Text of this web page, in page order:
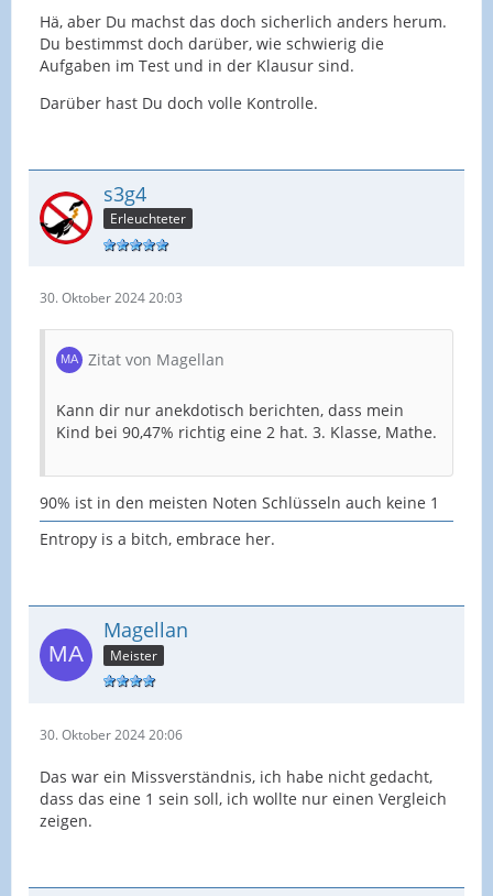
Hä, aber Du machst das doch sicherlich anders herum.
Du bestimmst doch darüber, wie schwierig die
Aufgaben im Test und in der Klausur sind.
Darüber hast Du doch volle Kontrolle.
s3g4
Erleuchteter
30. Oktober 2024 20:03
Zitat von Magellan
Kann dir nur anekdotisch berichten, dass mein
Kind bei 90,47% richtig eine 2 hat. 3. Klasse, Mathe.
90% ist in den meisten Noten Schlüsseln auch keine 1
Entropy is a bitch, embrace her.
Magellan
Meister
30. Oktober 2024 20:06
Das war ein Missverständnis, ich habe nicht gedacht,
dass das eine 1 sein soll, ich wollte nur einen Vergleich
zeigen.